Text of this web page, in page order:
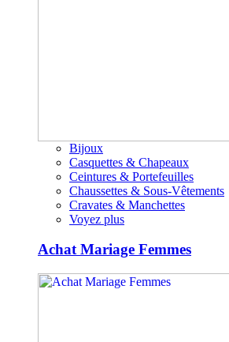
Bijoux
Casquettes & Chapeaux
Ceintures & Portefeuilles
Chaussettes & Sous-Vêtements
Cravates & Manchettes
Voyez plus
Achat Mariage Femmes